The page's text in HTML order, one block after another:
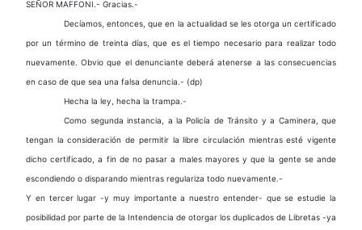
SEÑOR MAFFONI.- Gracias.-
Decíamos, entonces, que en la actualidad se les otorga un certificado
por un término de treinta días, que es el tiempo necesario para realizar todo
nuevamente. Obvio que el denunciante deberá atenerse a las consecuencias
en caso de que sea una falsa denuncia.- (dp)
Hecha la ley, hecha la trampa.-
Como segunda instancia, a la Policía de Tránsito y a Caminera, que
tengan la consideración de permitir la libre circulación mientras esté vigente
dicho certificado, a fin de no pasar a males mayores y que la gente se ande
escondiendo o disparando mientras regulariza todo nuevamente.-
Y en tercer lugar -y muy importante a nuestro entender- que se estudie la
posibilidad por parte de la Intendencia de otorgar los duplicados de Libretas -ya